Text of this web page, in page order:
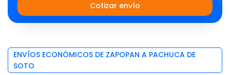
Cotizar envío
ENVÍOS ECONÓMICOS DE ZAPOPAN A PACHUCA DE
SOTO